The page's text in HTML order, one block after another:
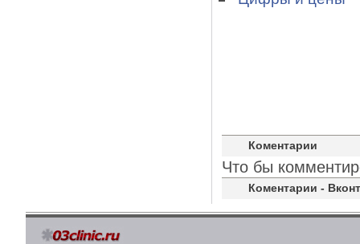
Коментарии
Что бы
Коментарии -